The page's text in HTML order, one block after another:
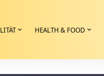
HEALTH & FOOD